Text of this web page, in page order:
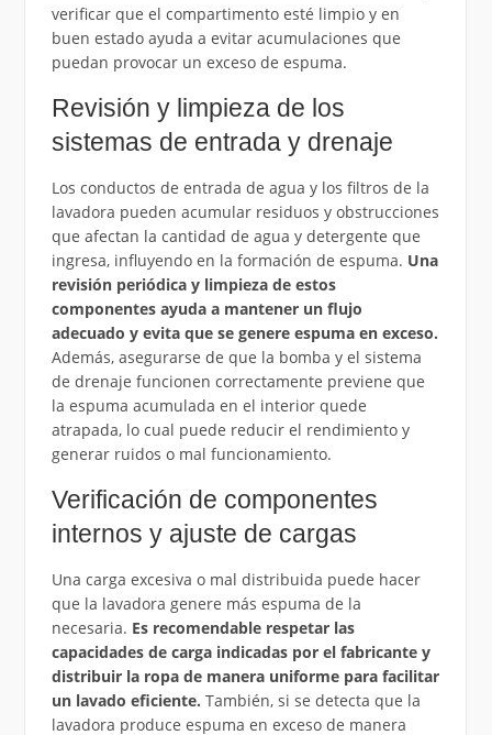
verificar que el compartimento esté limpio y en
buen estado ayuda a evitar acumulaciones que
puedan provocar un exceso de espuma.
Revisión y limpieza de los
sistemas de entrada y drenaje
Los conductos de entrada de agua y los filtros de la
lavadora pueden acumular residuos y obstrucciones
que afectan la cantidad de agua y detergente que
ingresa, influyendo en la formación de espuma. Una
revisión periódica y limpieza de estos
componentes ayuda a mantener un flujo
adecuado y evita que se genere espuma en exceso.
Además, asegurarse de que la bomba y el sistema
de drenaje funcionen correctamente previene que
la espuma acumulada en el interior quede
atrapada, lo cual puede reducir el rendimiento y
generar ruidos o mal funcionamiento.
Verificación de componentes
internos y ajuste de cargas
Una carga excesiva o mal distribuida puede hacer
que la lavadora genere más espuma de la
necesaria. Es recomendable respetar las
capacidades de carga indicadas por el fabricante y
distribuir la ropa de manera uniforme para facilitar
un lavado eficiente. También, si se detecta que la
lavadora produce espuma en exceso de manera